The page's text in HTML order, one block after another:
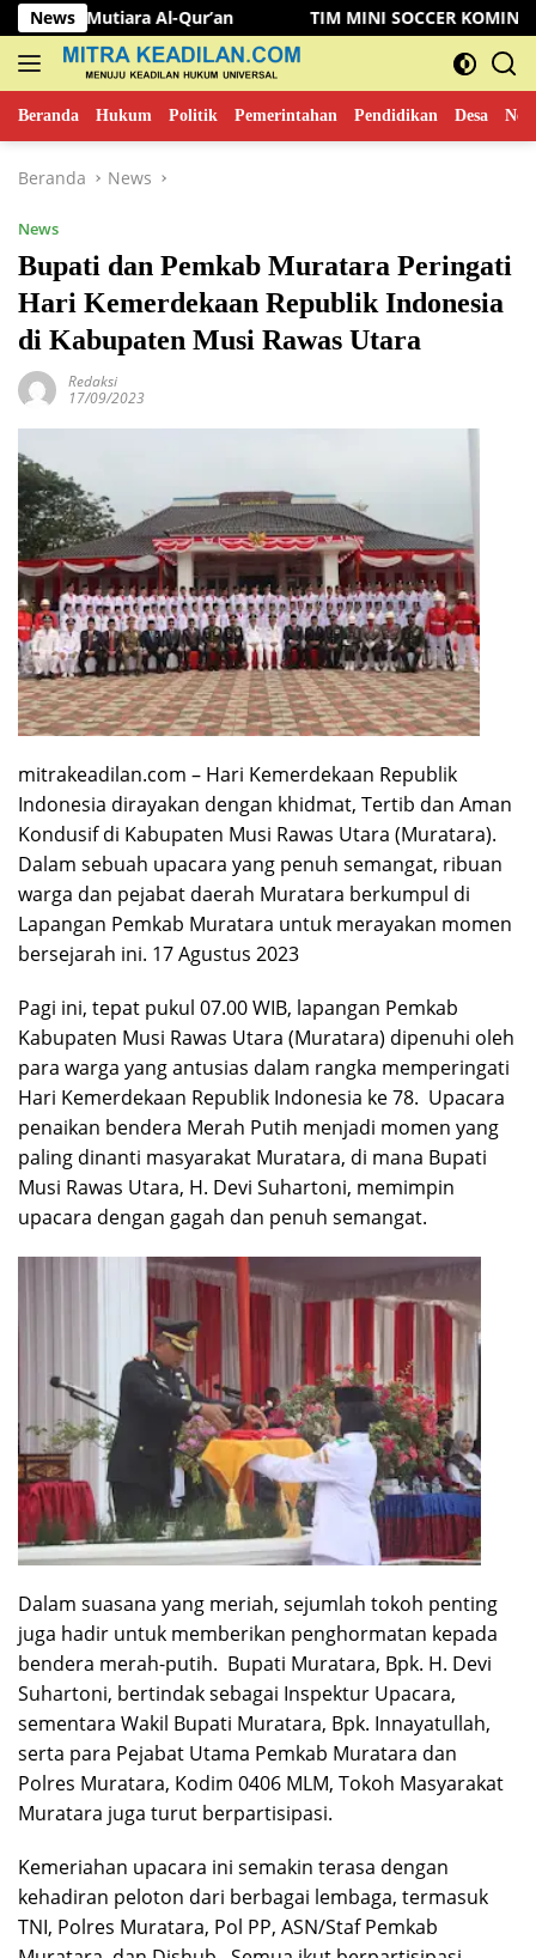
Langsung
ke
konten
News
Al-Qur’an TIM MINI SOCCER KOMINFO MUSI RAWAS
Beranda Hukum Politik Pemerintahan Pendidikan Desa
Beranda News
News
Bupati dan Pemkab Muratara Peringati
Hari Kemerdekaan Republik Indonesia
di Kabupaten Musi Rawas Utara
Redaksi
17/09/2023
mitrakeadilan.com – Hari Kemerdekaan Republik
Indonesia dirayakan dengan khidmat, Tertib dan Aman
Kondusif di Kabupaten Musi Rawas Utara (Muratara).
Dalam sebuah upacara yang penuh semangat, ribuan
warga dan pejabat daerah Muratara berkumpul di
Lapangan Pemkab Muratara untuk merayakan momen
bersejarah ini. 17 Agustus 2023
Pagi ini, tepat pukul 07.00 WIB, lapangan Pemkab
Kabupaten Musi Rawas Utara (Muratara) dipenuhi oleh
para warga yang antusias dalam rangka memperingati
Hari Kemerdekaan Republik Indonesia ke 78. Upacara
penaikan bendera Merah Putih menjadi momen yang
paling dinanti masyarakat Muratara, di mana Bupati
Musi Rawas Utara, H. Devi Suhartoni, memimpin
upacara dengan gagah dan penuh semangat.
Dalam suasana yang meriah, sejumlah tokoh penting
juga hadir untuk memberikan penghormatan kepada
bendera merah-putih. Bupati Muratara, Bpk. H. Devi
Suhartoni, bertindak sebagai Inspektur Upacara,
sementara Wakil Bupati Muratara, Bpk. Innayatullah,
serta para Pejabat Utama Pemkab Muratara dan
Polres Muratara, Kodim 0406 MLM, Tokoh Masyarakat
Muratara juga turut berpartisipasi.
Kemeriahan upacara ini semakin terasa dengan
kehadiran peloton dari berbagai lembaga, termasuk
TNI, Polres Muratara, Pol PP, ASN/Staf Pemkab